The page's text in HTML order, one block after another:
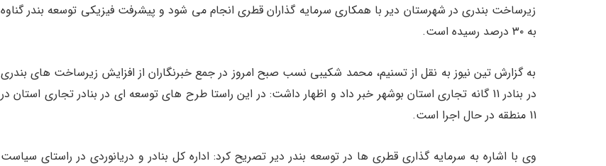
زیرساخت بندری در شهرستان دیر با همکاری سرمایه گذاران قطری انجام می شود و پیشرفت فیزیکی توسعه بندر گناوه
به ۳۰ درصد رسیده است.
به گزارش تین نیوز به نقل از تسنیم، محمد شکیبی نسب صبح امروز در جمع خبرنگاران از افزایش زیرساخت های بندری
در بنادر 11 گانه تجاری استان بوشهر خبر داد و اظهار داشت: در این راستا طرح های توسعه ای در بنادر تجاری استان در
11 منطقه در حال اجرا است.
وی با اشاره به سرمایه گذاری قطری ها در توسعه بندر دیر تصریح کرد: اداره کل بنادر و دریانوردی در راستای سیاست